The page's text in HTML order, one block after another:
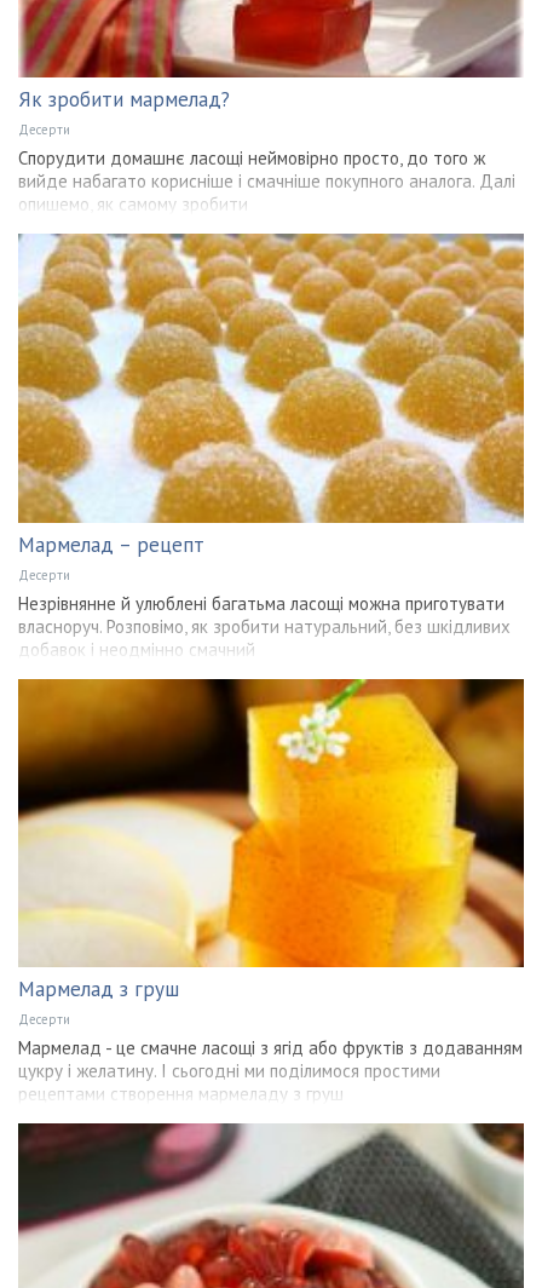
Як зробити мармелад?
Десерти
Спорудити домашнє ласощі неймовірно просто, до того ж
вийде набагато корисніше і смачніше покупного аналога. Далі
опишемо, як самому зробити
Мармелад – рецепт
Десерти
Незрівнянне й улюблені багатьма ласощі можна приготувати
власноруч. Розповімо, як зробити натуральний, без шкідливих
добавок і неодмінно смачний
Мармелад з груш
Десерти
Мармелад - це смачне ласощі з ягід або фруктів з додаванням
цукру і желатину. І сьогодні ми поділимося простими
рецептами створення мармеладу з груш